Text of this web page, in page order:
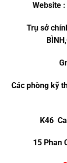
Website :
Trụ sở
Các phòng kỹ
K46
15 Phan